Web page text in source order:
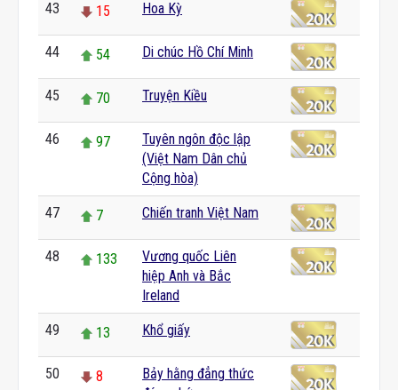
43 15 Hoa Kỳ
44 54 Di chúc Hồ Chí Minh
45 70 Truyện Kiều
46 97
Tuyên ngôn độc lập
(Việt Nam Dân chủ
Cộng hòa)
47 7 Chiến tranh Việt Nam
48 133
Vương quốc Liên
hiệp Anh và Bắc
Ireland
49 13 Khổ giấy
50 8
Bảy hằng đẳng thức